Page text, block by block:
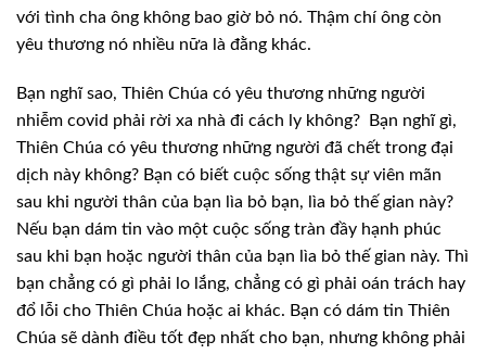
với tình cha ông không bao giờ bỏ nó. Thậm chí ông còn
yêu thương nó nhiều nữa là đằng khác.
Bạn nghĩ sao, Thiên Chúa có yêu thương những người
nhiễm covid phải rời xa nhà đi cách ly không?
Bạn nghĩ gì,
Thiên Chúa có yêu thương những người đã chết trong đại
dịch này không? Bạn có biết cuộc sống thật sự viên mãn
sau khi người thân của bạn lìa bỏ bạn, lìa bỏ thế gian này?
Nếu bạn dám tin vào một cuộc sống tràn đầy hạnh phúc
sau khi bạn hoặc người thân của bạn lìa bỏ thế gian này. Thì
bạn chẳng có gì phải lo lắng, chẳng có gì phải oán trách hay
đổ lỗi cho Thiên Chúa hoặc ai khác. Bạn có dám tin Thiên
Chúa sẽ dành điều tốt đẹp nhất cho bạn, nhưng không phải